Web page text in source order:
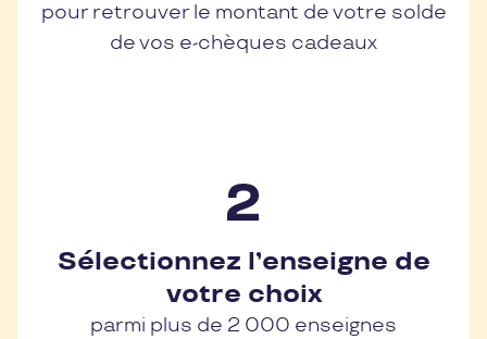
pour retrouver le montant de votre solde
de vos e-chèques cadeaux
Sélectionnez l’enseigne de
votre choix
parmi plus de 2 000 enseignes